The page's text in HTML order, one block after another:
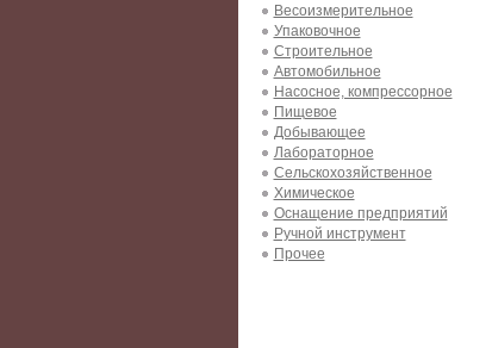
Весоизмерительное
Упаковочное
Строительное
Автомобильное
Насосное, компрессорное
Пищевое
Добывающее
Лабораторное
Сельскохозяйственное
Химическое
Оснащение предприятий
Ручной инструмент
Прочее